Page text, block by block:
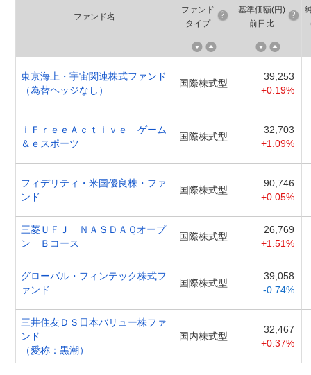
ファンド名
ファンド
タイプ
基準価額(円)
前日比
東京海上・宇宙関連株式ファンド
（為替ヘッジなし）
国際株式型
39,253
+0.19%
ｉＦｒｅｅＡｃｔｉｖｅ ゲーム
＆ｅスポーツ
国際株式型
32,703
+1.09%
フィデリティ・米国優良株・ファ
ンド
国際株式型
90,746
+0.05%
三菱ＵＦＪ ＮＡＳＤＡＱオープ
ン Ｂコース
国際株式型
26,769
+1.51%
グローバル・フィンテック株式フ
ァンド
国際株式型
39,058
-0.74%
三井住友ＤＳ日本バリュー株ファ
ンド
（愛称：黒潮）
国内株式型
32,467
+0.37%